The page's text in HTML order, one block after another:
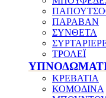
ΠΑΡΑΒΑΝ
ΣΥΝΘΕΤΑ
ΤΡΟΛΕΪ
ΚΡΕΒΑΤΙΑ
ΚΟΜΟΔΙΝΑ